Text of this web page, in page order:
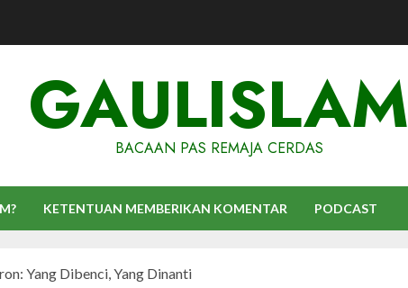
GAULISLAM
BACAAN PAS REMAJA CERDAS
KETENTUAN MEMBERIKAN KOMENTAR PODCAST
Yang Dibenci, Yang Dinanti